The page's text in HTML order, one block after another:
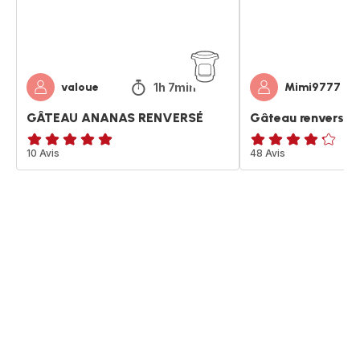
valoue 1h 7min
GÂTEAU ANANAS RENVERSÉ
ratings.4.9
10 Avis
Mimi9777
Gâteau renversé
ratings.4.2
48 Avis